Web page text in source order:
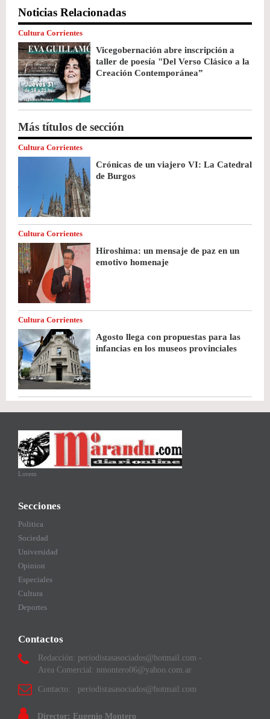
Noticias Relacionadas
Cultura Corrientes
Vicegobernación abre inscripción a
taller de poesía "Del Verso Clásico a la
Creación Contemporánea”
Más títulos de sección
Cultura Corrientes
Crónicas de un viajero VI: La Catedral
de Burgos
Cultura Corrientes
Hiroshima: un mensaje de paz en un
emotivo homenaje
Cultura Corrientes
Agosto llega con propuestas para las
infancias en los museos provinciales
Lorem
Secciones
Politica
Sociedad
Universidad
Opinion
Especiales
Cultura
Deportes
Contactos
Redacción: periodistasasociados@hotmail.com -
Area Comercial: nmontero06@yahoo.com.ar
Contacto: periodistasasociados@hotmail.com
Director: Eugenio Montero